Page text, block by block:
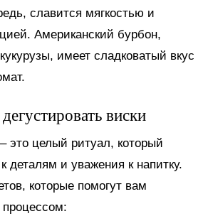
славится мягкостью и
Американский бурбон,
имеет сладковатый вкус
виски
это целый ритуал, который
деталям и уважения к напитку.
которые помогут вам